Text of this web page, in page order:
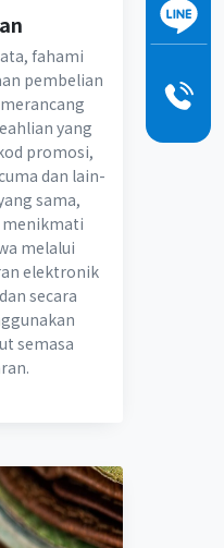
fahami
pembelian
yang
promosi,
dan lain-
sama,
menikmati
melalui
elektronik
secara
semasa